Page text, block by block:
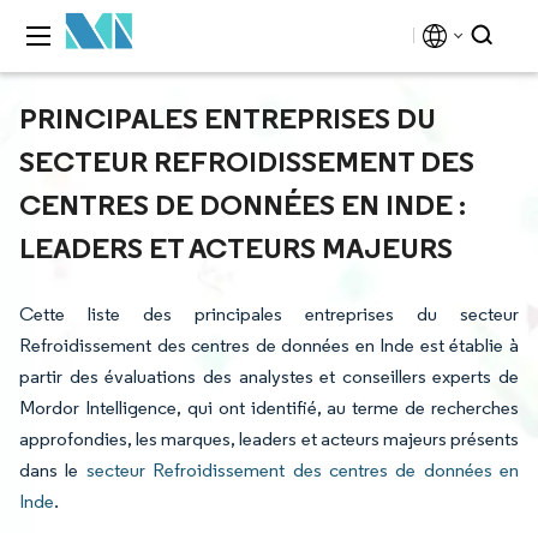
PRINCIPALES ENTREPRISES DU
SECTEUR REFROIDISSEMENT DES
CENTRES DE DONNÉES EN INDE :
LEADERS ET ACTEURS MAJEURS
Cette liste des principales entreprises du secteur
Refroidissement des centres de données en Inde est établie à
partir des évaluations des analystes et conseillers experts de
Mordor Intelligence, qui ont identifié, au terme de recherches
approfondies, les marques, leaders et acteurs majeurs présents
dans le secteur Refroidissement des centres de données en
Inde.